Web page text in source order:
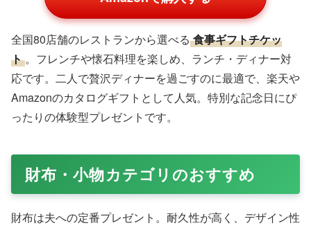
Amazonで購入する
結婚5周年などに最適な 木製漆塗りマグカップ 。名入れ
対応で、おしゃれな夫婦ペアギフトです。楽天で口コミ好
常のコーヒータイムを特別に彩り、Amazonでも人気の伝
統工芸品です。